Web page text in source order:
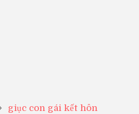
giục con gái kết hôn